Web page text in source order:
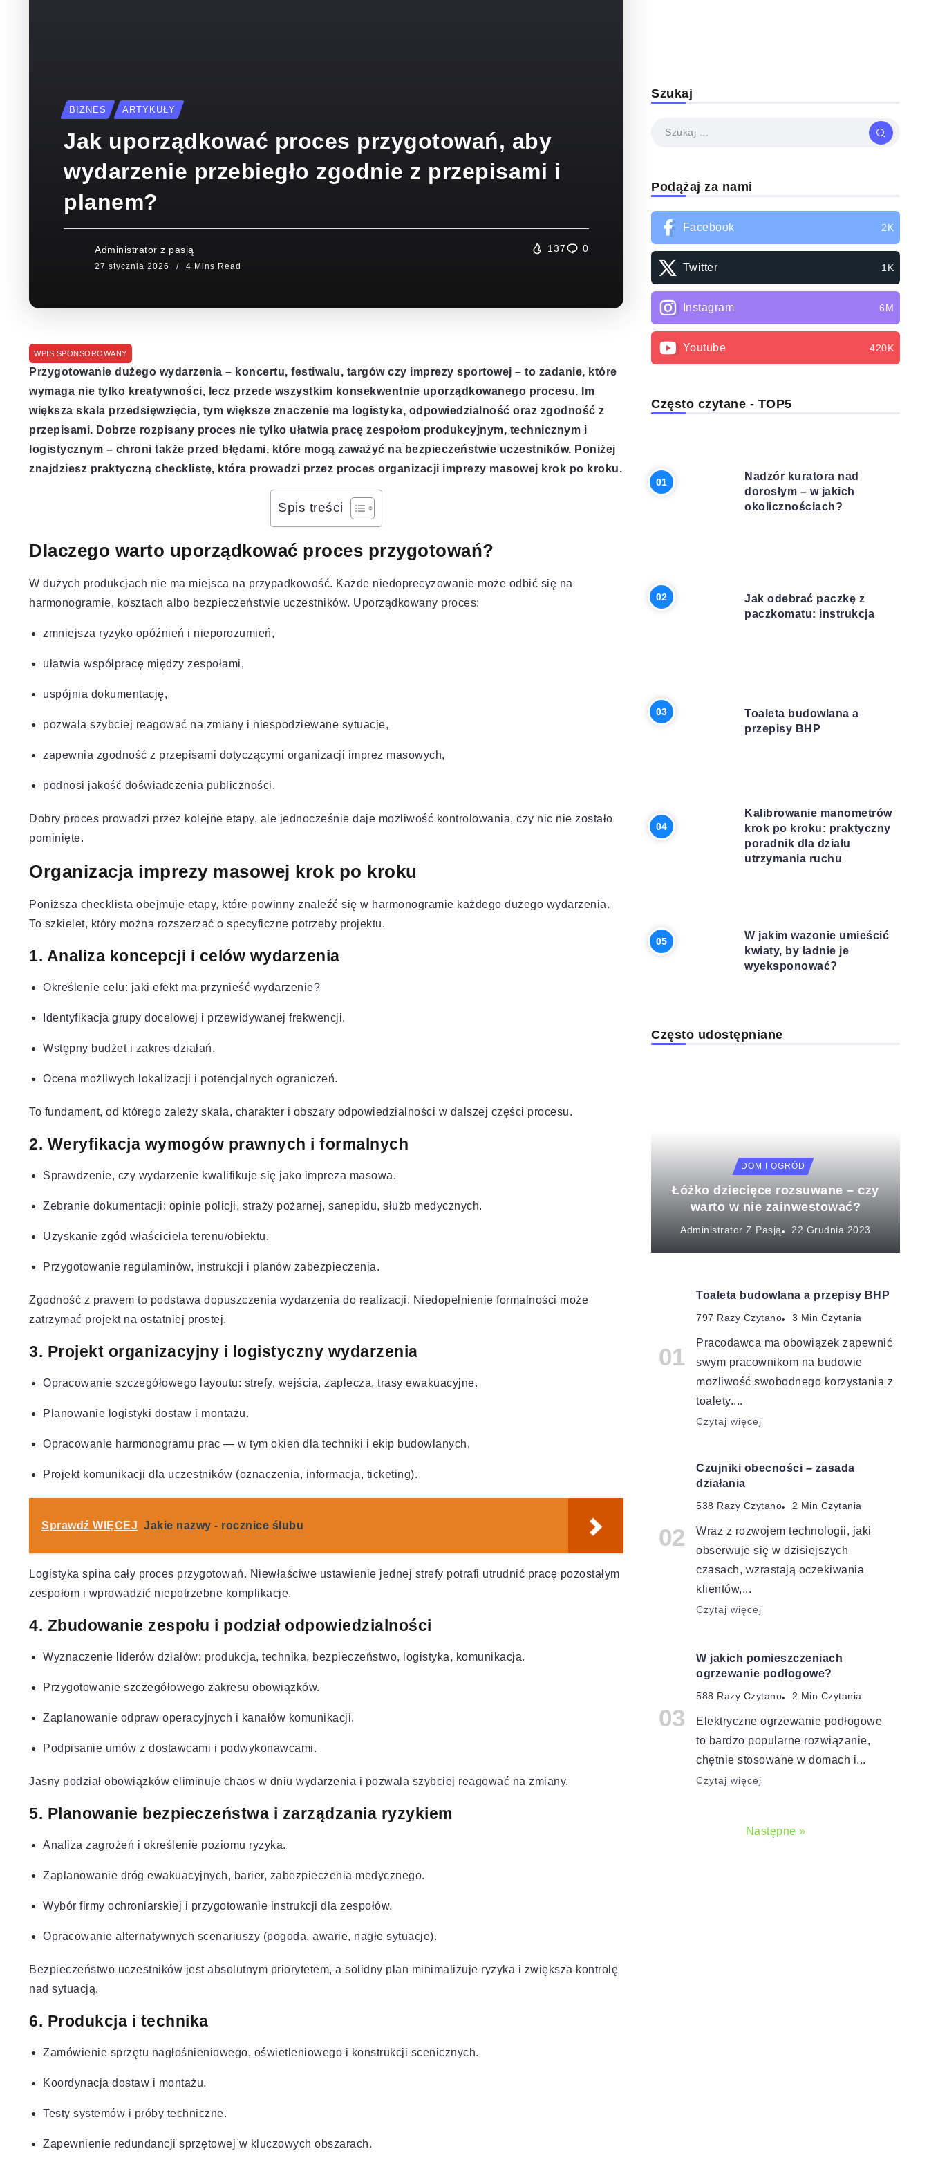
BIZNES ARTYKUŁY
Jak uporządkować proces przygotowań, aby
wydarzenie przebiegło zgodnie z przepisami i
planem?
Administrator z pasją
4 Mins Read
137 0
WPIS SPONSOROWANY
Przygotowanie dużego wydarzenia – koncertu, festiwalu, targów czy imprezy sportowej – to zadanie, które
wymaga nie tylko kreatywności, lecz przede wszystkim konsekwentnie uporządkowanego procesu. Im
większa skala przedsięwzięcia, tym większe znaczenie ma logistyka, odpowiedzialność oraz zgodność z
przepisami. Dobrze rozpisany proces nie tylko ułatwia pracę zespołom produkcyjnym, technicznym i
logistycznym – chroni także przed błędami, które mogą zaważyć na bezpieczeństwie uczestników. Poniżej
znajdziesz praktyczną checklistę, która prowadzi przez proces organizacji imprezy masowej krok po kroku.
Spis treści
Dlaczego warto uporządkować proces przygotowań?
W dużych produkcjach nie ma miejsca na przypadkowość. Każde niedoprecyzowanie może odbić się na
harmonogramie, kosztach albo bezpieczeństwie uczestników. Uporządkowany proces:
zmniejsza ryzyko opóźnień i nieporozumień,
ułatwia współpracę między zespołami,
uspójnia dokumentację,
pozwala szybciej reagować na zmiany i niespodziewane sytuacje,
zapewnia zgodność z przepisami dotyczącymi organizacji imprez masowych,
podnosi jakość doświadczenia publiczności.
Dobry proces prowadzi przez kolejne etapy, ale jednocześnie daje możliwość kontrolowania, czy nic nie zostało
pominięte.
Organizacja imprezy masowej krok po kroku
Poniższa checklista obejmuje etapy, które powinny znaleźć się w harmonogramie każdego dużego wydarzenia.
To szkielet, który można rozszerzać o specyficzne potrzeby projektu.
1. Analiza koncepcji i celów wydarzenia
Określenie celu: jaki efekt ma przynieść wydarzenie?
Identyfikacja grupy docelowej i przewidywanej frekwencji.
Wstępny budżet i zakres działań.
Ocena możliwych lokalizacji i potencjalnych ograniczeń.
To fundament, od którego zależy skala, charakter i obszary odpowiedzialności w dalszej części procesu.
2. Weryfikacja wymogów prawnych i formalnych
Sprawdzenie, czy wydarzenie kwalifikuje się jako impreza masowa.
Zebranie dokumentacji: opinie policji, straży pożarnej, sanepidu, służb medycznych.
Uzyskanie zgód właściciela terenu/obiektu.
Przygotowanie regulaminów, instrukcji i planów zabezpieczenia.
Zgodność z prawem to podstawa dopuszczenia wydarzenia do realizacji. Niedopełnienie formalności może
zatrzymać projekt na ostatniej prostej.
3. Projekt organizacyjny i logistyczny wydarzenia
Opracowanie szczegółowego layoutu: strefy, wejścia, zaplecza, trasy ewakuacyjne.
Planowanie logistyki dostaw i montażu.
Opracowanie harmonogramu prac — w tym okien dla techniki i ekip budowlanych.
Projekt komunikacji dla uczestników (oznaczenia, informacja, ticketing).
Sprawdź WIĘCEJ Jakie nazwy - rocznice ślubu
Logistyka spina cały proces przygotowań. Niewłaściwe ustawienie jednej strefy potrafi utrudnić pracę pozostałym
zespołom i wprowadzić niepotrzebne komplikacje.
4. Zbudowanie zespołu i podział odpowiedzialności
Wyznaczenie liderów działów: produkcja, technika, bezpieczeństwo, logistyka, komunikacja.
Przygotowanie szczegółowego zakresu obowiązków.
Zaplanowanie odpraw operacyjnych i kanałów komunikacji.
Podpisanie umów z dostawcami i podwykonawcami.
Jasny podział obowiązków eliminuje chaos w dniu wydarzenia i pozwala szybciej reagować na zmiany.
5. Planowanie bezpieczeństwa i zarządzania ryzykiem
Analiza zagrożeń i określenie poziomu ryzyka.
Zaplanowanie dróg ewakuacyjnych, barier, zabezpieczenia medycznego.
Wybór firmy ochroniarskiej i przygotowanie instrukcji dla zespołów.
Opracowanie alternatywnych scenariuszy (pogoda, awarie, nagłe sytuacje).
Bezpieczeństwo uczestników jest absolutnym priorytetem, a solidny plan minimalizuje ryzyka i zwiększa kontrolę
nad sytuacją.
6. Produkcja i technika
Zamówienie sprzętu nagłośnieniowego, oświetleniowego i konstrukcji scenicznych.
Koordynacja dostaw i montażu.
Testy systemów i próby techniczne.
Zapewnienie redundancji sprzętowej w kluczowych obszarach.
Szukaj
Podążaj za nami
Facebook 2K
Twitter 1K
Instagram 6M
Youtube 420K
Często czytane - TOP5
Nadzór kuratora nad
dorosłym – w jakich
okolicznościach?
Jak odebrać paczkę z
paczkomatu: instrukcja
Toaleta budowlana a
przepisy BHP
Kalibrowanie manometrów
krok po kroku: praktyczny
poradnik dla działu
utrzymania ruchu
W jakim wazonie umieścić
kwiaty, by ładnie je
wyeksponować?
Często udostępniane
DOM I OGRÓD
Łóżko dziecięce rozsuwane – czy
warto w nie zainwestować?
Administrator Z Pasją
Toaleta budowlana a przepisy BHP
797 Razy Czytano 3 Min Czytania
Pracodawca ma obowiązek zapewnić
swym pracownikom na budowie
możliwość swobodnego korzystania z
toalety....
Czytaj więcej
Czujniki obecności – zasada
działania
538 Razy Czytano 2 Min Czytania
Wraz z rozwojem technologii, jaki
obserwuje się w dzisiejszych
czasach, wzrastają oczekiwania
klientów,...
Czytaj więcej
W jakich pomieszczeniach
ogrzewanie podłogowe?
588 Razy Czytano 2 Min Czytania
Elektryczne ogrzewanie podłogowe
to bardzo popularne rozwiązanie,
chętnie stosowane w domach i...
Czytaj więcej
Następne »